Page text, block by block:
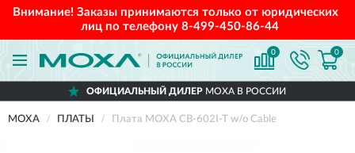
Внимание! Заказы принимаются только от юридических
лиц по телефону 8-499-450-86-44
0 0
ОФИЦИАЛЬНЫЙ ДИЛЕРMOXA В РОССИИ
MOXA ПЛАТЫ Плата MOXA CB-602I-T w/o Cable